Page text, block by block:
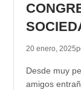
20 enero, 2025
Desde muy
amigos